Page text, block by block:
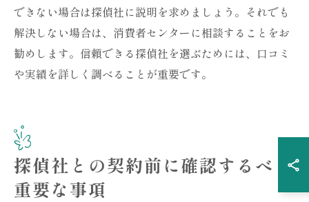
できない場合は探偵社に説明を求めましょう。それでも
解決しない場合は、消費者センターに相談することをお
勧めします。信頼できる探偵社を選ぶためには、口コミ
や実績を詳しく調べることが重要です。
探偵社との契約前に確認するべき
重要な事項